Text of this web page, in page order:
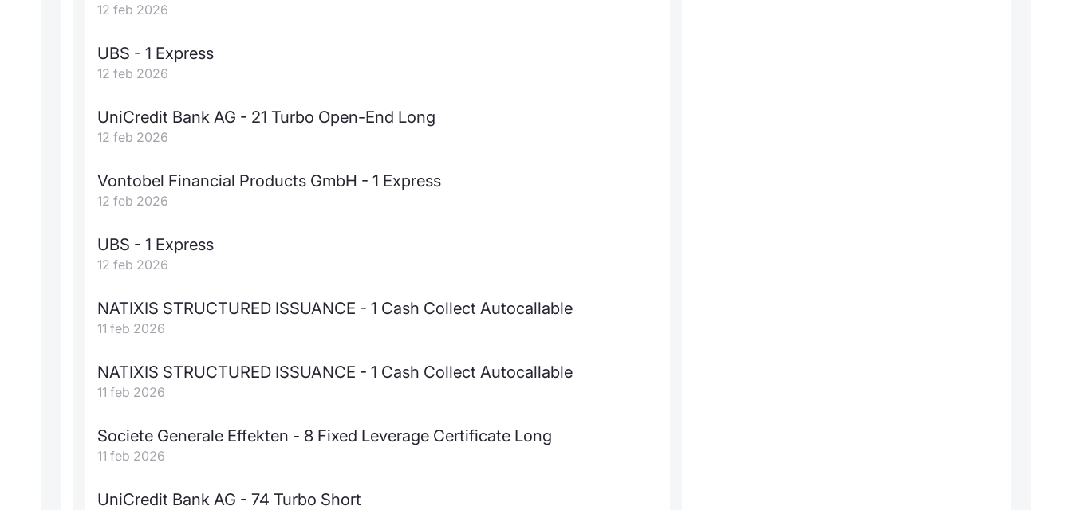
12 feb 2026
UBS - 1 Express
12 feb 2026
UniCredit Bank AG - 21 Turbo Open-End Long
12 feb 2026
Vontobel Financial Products GmbH - 1 Express
12 feb 2026
UBS - 1 Express
12 feb 2026
NATIXIS STRUCTURED ISSUANCE - 1 Cash Collect Autocallable
11 feb 2026
NATIXIS STRUCTURED ISSUANCE - 1 Cash Collect Autocallable
11 feb 2026
Societe Generale Effekten - 8 Fixed Leverage Certificate Long
11 feb 2026
UniCredit Bank AG - 74 Turbo Short